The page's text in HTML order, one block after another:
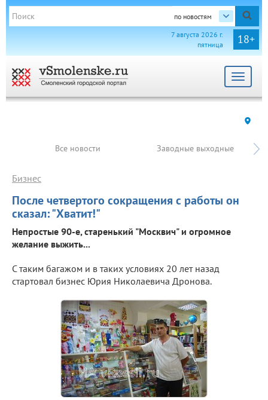
по новостям
18+
7 августа 2026 г.
пятница
Toggle
Все новости Заводные выходные
После четвертого сокращения с работы он
сказал: "Хватит!"
Бизнес
Непростые 90-е, старенький "Москвич" и огромное
желание выжить...
С таким багажом и в таких условиях 20 лет назад
стартовал бизнес Юрия Николаевича Дронова.